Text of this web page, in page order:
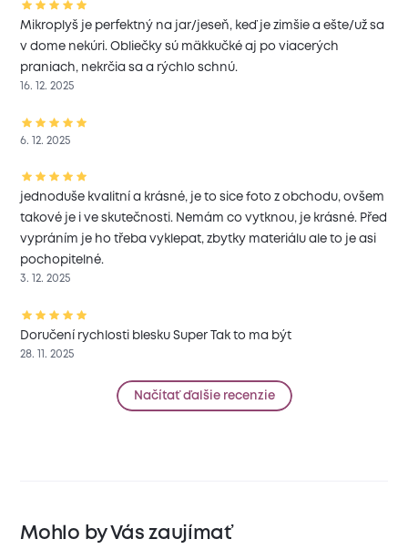
Mikroplyš je perfektný na jar/jeseň, keď je zimšie a ešte/už sa
v dome nekúri. Obliečky sú mäkkučké aj po viacerých
praniach, nekrčia sa a rýchlo schnú.
16. 12. 2025
6. 12. 2025
jednoduše kvalitní a krásné, je to sice foto z obchodu, ovšem
takové je i ve skutečnosti. Nemám co vytknou, je krásné. Před
vypráním je ho třeba vyklepat, zbytky materiálu ale to je asi
pochopitelné.
3. 12. 2025
Doručení rychlosti blesku Super Tak to ma být
28. 11. 2025
Načítať ďalšie recenzie
Mohlo by Vás zaujímať